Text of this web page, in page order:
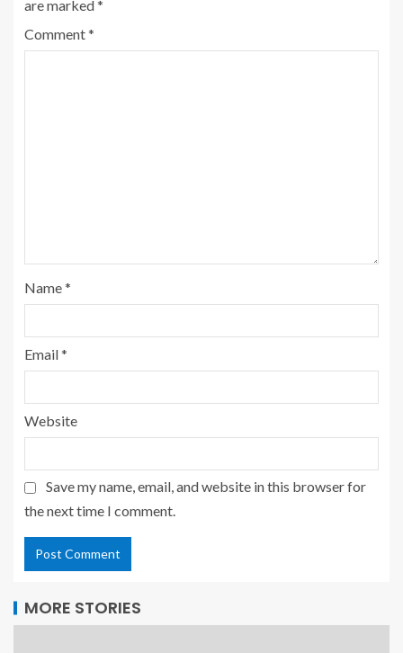
are marked*
Comment*
Name*
Email*
Website
Save my name, email, and website in this browser for
the next time I comment.
MORE STORIES